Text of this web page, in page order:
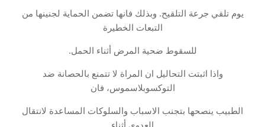
يوم تلقي جرعة التلقيح. وبذلك فانها تضمن الحماية لجنينها من
التبعات الخطيرة
للسقوط ضحية المرض أثناء الحمل.
واذا اثبتت التحاليل ان المراة لا تتمنع بالحصانة ضد
التوكسوبلاسموس، فان
الطبيب ينصحها بتجنب الاسباب والسلوكات المساعدة لانتقال
العدوى أثناء